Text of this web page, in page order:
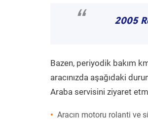
“ 2005
Bazen, periyodik bakım
aracınızda aşağıdaki
Araba servisini ziyaret
Aracın motoru rolanti ve